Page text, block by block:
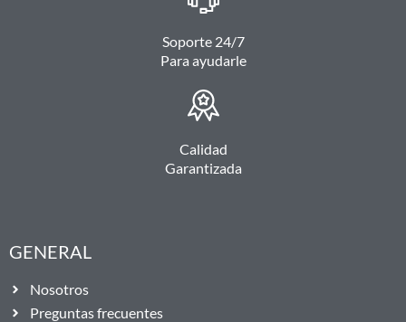
Soporte 24/7
Para ayudarle
Calidad
Garantizada
GENERAL
Nosotros
Preguntas frecuentes